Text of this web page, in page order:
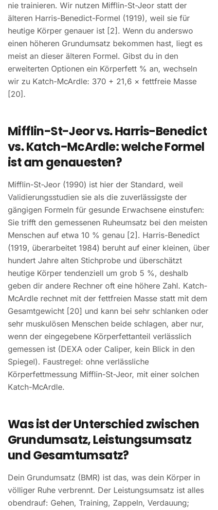
nie trainieren. Wir nutzen Mifflin-St-Jeor statt der
älteren Harris-Benedict-Formel (1919), weil sie für
heutige Körper genauer ist [2]. Wenn du anderswo
einen höheren Grundumsatz bekommen hast, liegt es
meist an dieser älteren Formel. Gibst du in den
erweiterten Optionen ein Körperfett % an, wechseln
wir zu Katch-McArdle: 370 + 21,6 × fettfreie Masse
[20].
Mifflin-St-Jeor vs. Harris-Benedict
vs. Katch-McArdle: welche Formel
ist am genauesten?
Mifflin-St-Jeor (1990) ist hier der Standard, weil
Validierungsstudien sie als die zuverlässigste der
gängigen Formeln für gesunde Erwachsene einstufen:
Sie trifft den gemessenen Ruheumsatz bei den meisten
Menschen auf etwa 10 % genau [2]. Harris-Benedict
(1919, überarbeitet 1984) beruht auf einer kleinen, über
hundert Jahre alten Stichprobe und überschätzt
heutige Körper tendenziell um grob 5 %, deshalb
geben dir andere Rechner oft eine höhere Zahl. Katch-
McArdle rechnet mit der fettfreien Masse statt mit dem
Gesamtgewicht [20] und kann bei sehr schlanken oder
sehr muskulösen Menschen beide schlagen, aber nur,
wenn der eingegebene Körperfettanteil verlässlich
gemessen ist (DEXA oder Caliper, kein Blick in den
Spiegel). Faustregel: ohne verlässliche
Körperfettmessung Mifflin-St-Jeor, mit einer solchen
Katch-McArdle.
Was ist der Unterschied zwischen
Grundumsatz, Leistungsumsatz
und Gesamtumsatz?
Dein Grundumsatz (BMR) ist das, was dein Körper in
völliger Ruhe verbrennt. Der Leistungsumsatz ist alles
obendrauf: Gehen, Training, Zappeln, Verdauung;